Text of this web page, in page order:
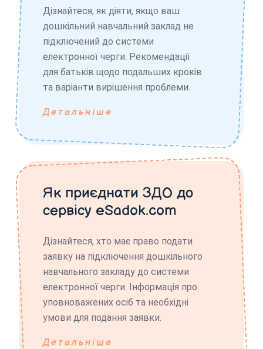
Дізнайтеся, як діяти, якщо ваш
дошкільний навчальний заклад не
підключений до системи
електронної черги. Рекомендації
для батьків щодо подальших кроків
та варіанти вирішення проблеми.
Детальніше
Як приєднати ЗДО до
сервісу eSadok.com
Дізнайтеся, хто має право подати
заявку на підключення дошкільного
навчального закладу до системи
електронної черги. Інформація про
уповноважених осіб та необхідні
умови для подання заявки.
Детальніше